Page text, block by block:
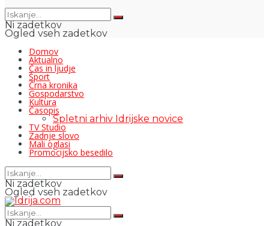
Ni zadetkov
Ogled vseh zadetkov
Domov
Aktualno
Čas in ljudje
Šport
Črna kronika
Gospodarstvo
Kultura
Časopis
Spletni arhiv Idrijske novice
TV Studio
Zadnje slovo
Mali oglasi
Promocijsko besedilo
Ni zadetkov
Ogled vseh zadetkov
Ni zadetkov